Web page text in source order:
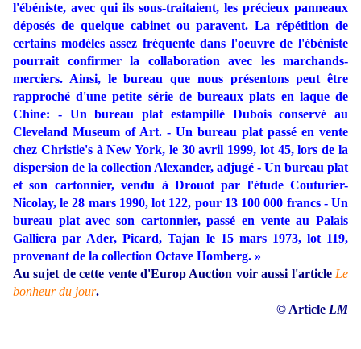
l'ébéniste, avec qui ils sous-traitaient, les précieux panneaux
déposés de quelque cabinet ou paravent. La répétition de
certains modèles assez fréquente dans l'oeuvre de l'ébéniste
pourrait confirmer la collaboration avec les marchands-
merciers. Ainsi, le bureau que nous présentons peut être
rapproché d'une petite série de bureaux plats en laque de
Chine: - Un bureau plat estampillé Dubois conservé au
Cleveland Museum of Art. - Un bureau plat passé en vente
chez Christie's à New York, le 30 avril 1999, lot 45, lors de la
dispersion de la collection Alexander, adjugé - Un bureau plat
et son cartonnier, vendu à Drouot par l'étude Couturier-
Nicolay, le 28 mars 1990, lot 122, pour 13 100 000 francs - Un
bureau plat avec son cartonnier, passé en vente au Palais
Galliera par Ader, Picard, Tajan le 15 mars 1973, lot 119,
provenant de la collection Octave Homberg. »
Au sujet de cette vente d'Europ Auction voir aussi l'article Le
bonheur du jour.
© Article LM